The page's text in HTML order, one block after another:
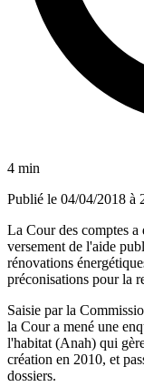
4 min
Publié le 04/04/2018 à
La Cour des comptes
versement de l'aide
rénovations
préconisations pour la
Saisie par la
la Cour a mené une
l'habitat (Anah) qui
création en 2010, et
dossiers.